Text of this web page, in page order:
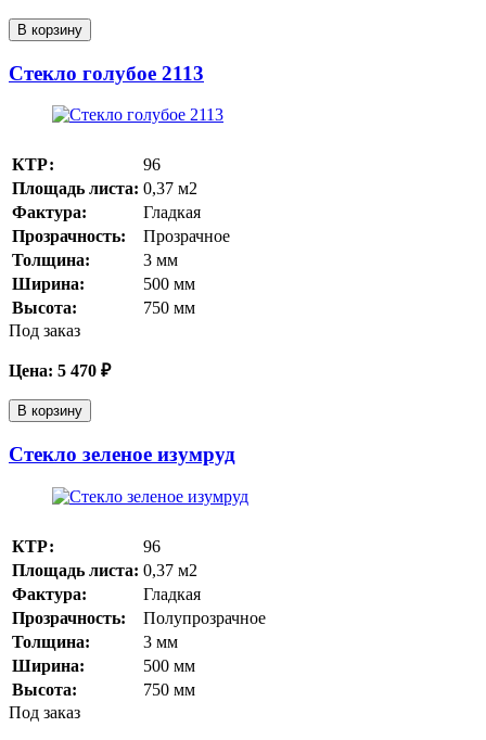
В корзину
Стекло голубое 2113
КТР:
96
Площадь листа: 0,37 м2
Фактура:
Гладкая
Прозрачность:
Прозрачное
Толщина:
3 мм
Ширина:
500 мм
Высота:
750 мм
Под заказ
Цена: 5 470 ₽
В корзину
Стекло зеленое изумруд
КТР:
96
Площадь листа: 0,37 м2
Фактура:
Гладкая
Прозрачность:
Полупрозрачное
Толщина:
3 мм
Ширина:
500 мм
Высота:
750 мм
Под заказ